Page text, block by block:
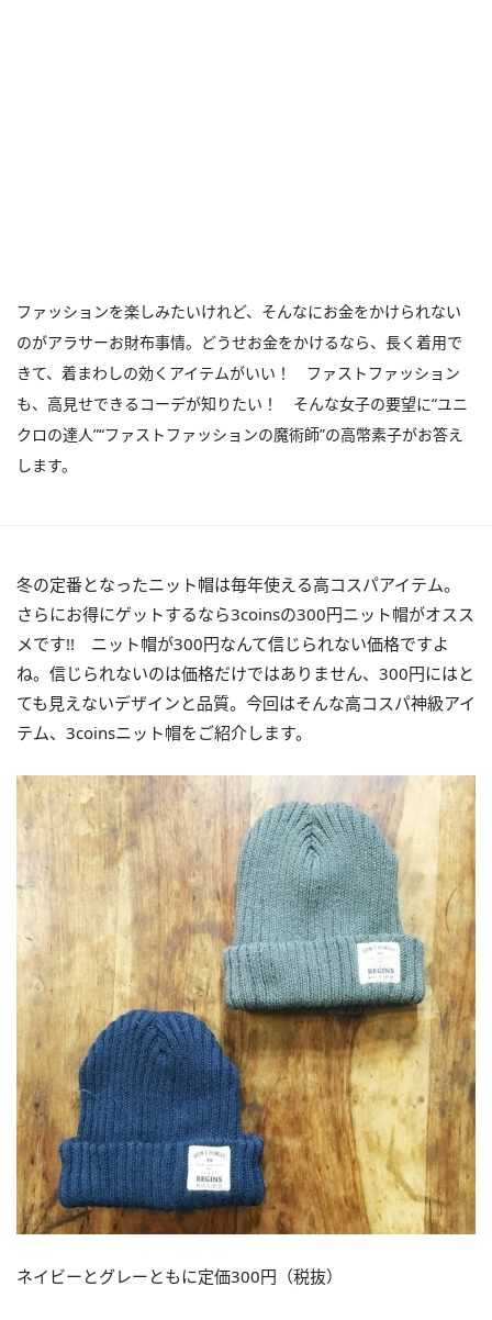
ファッションを楽しみたいけれど、そんなにお金をかけられない
のがアラサーお財布事情。どうせお金をかけるなら、長く着用で
きて、着まわしの効くアイテムがいい！ ファストファッション
も、高見せできるコーデが知りたい！ そんな女子の要望に“ユニ
クロの達人”“ファストファッションの魔術師”の高幣素子がお答え
します。
冬の定番となったニット帽は毎年使える高コスパアイテム。
さらにお得にゲットするなら3coinsの300円ニット帽がオスス
メです!! ニット帽が300円なんて信じられない価格ですよ
ね。信じられないのは価格だけではありません、300円にはと
ても見えないデザインと品質。今回はそんな高コスパ神級アイ
テム、3coinsニット帽をご紹介します。
ネイビーとグレーともに定価300円（税抜）